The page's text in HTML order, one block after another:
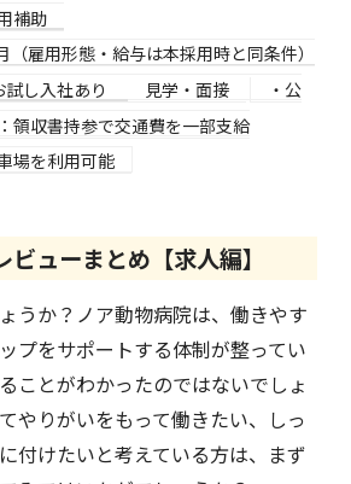
助
（雇用形態・給与は本採用時と同条件）
し入社あり
見学・面接
・公
領収書持参で交通費を一部支給
場を利用可能
ューまとめ【求人編】
うか？ノア動物病院は、働きやす
プをサポートする体制が整ってい
ことがわかったのではないでしょ
やりがいをもって働きたい、しっ
付けたいと考えている方は、まず